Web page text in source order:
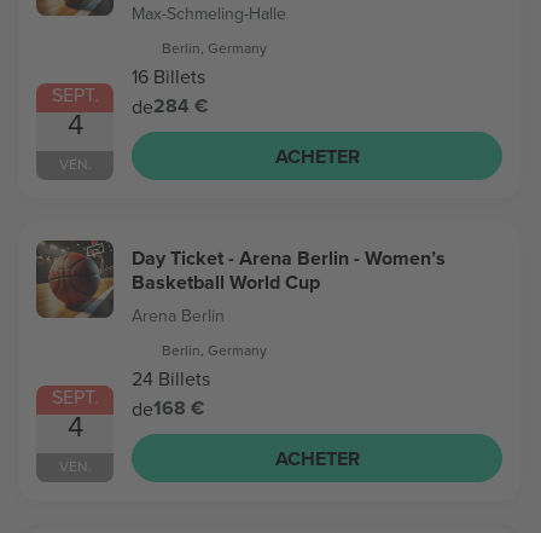
SEPT.
4
VEN.
Max-Schmeling-Halle
Berlin, Germany
16 Billets
de284 €
ACHETER
SEPT.
4
VEN.
Day Ticket - Arena Berlin - Women’s
Basketball World Cup
Arena Berlin
Berlin, Germany
24 Billets
de168 €
ACHETER